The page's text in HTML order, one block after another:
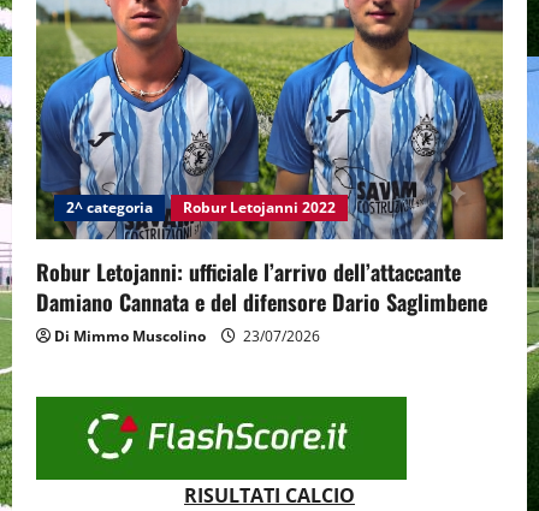
2^ categoria Robur Letojanni 2022
Robur Letojanni: ufficiale l’arrivo dell’attaccante
Damiano Cannata e del difensore Dario Saglimbene
Di Mimmo Muscolino 23/07/2026
RISULTATI CALCIO